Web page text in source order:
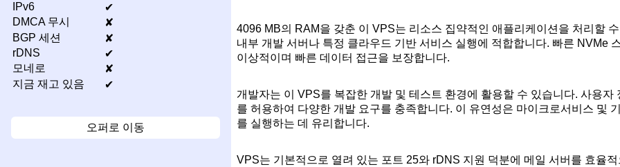
IPv6
✔
DMCA 무시
✘
BGP 세션
✘
rDNS
✔
모네로
✘
지금 재고 있음
✔
오퍼로 이동
4096 MB의 RAM을 갖춘 이 VPS는 리소스 집약적인 애플리케이션을 처리할
내부 개발 서버나 특정 클라우드 기반 서비스 실행에 적합합니다. 빠른 NVMe
이상적이며 빠른 데이터 접근을 보장합니다.
개발자는 이 VPS를 복잡한 개발 및 테스트 환경에 활용할 수 있습니다. 사용
를 허용하여 다양한 개발 요구를 충족합니다. 이 유연성은 마이크로서비스 및
를 실행하는 데 유리합니다.
VPS는 기본적으로 열려 있는 포트 25와 rDNS 지원 덕분에 메일 서버를 효율